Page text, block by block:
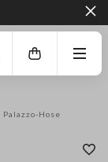
DER SEITE
Palazzo-Hose